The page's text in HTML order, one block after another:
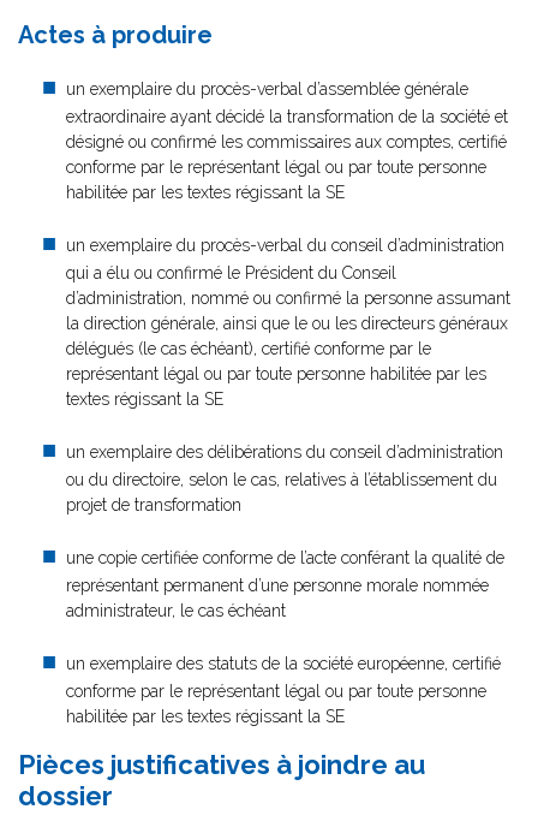
Actes à produire
un exemplaire du procès-verbal d’assemblée générale
extraordinaire ayant décidé la transformation de la société et
désigné ou confirmé les commissaires aux comptes, certifié
conforme par le représentant légal ou par toute personne
habilitée par les textes régissant la SE
un exemplaire du procès-verbal du conseil d’administration
qui a élu ou confirmé le Président du Conseil
d’administration, nommé ou confirmé la personne assumant
la direction générale, ainsi que le ou les directeurs généraux
délégués (le cas échéant), certifié conforme par le
représentant légal ou par toute personne habilitée par les
textes régissant la SE
un exemplaire des délibérations du conseil d’administration
ou du directoire, selon le cas, relatives à l’établissement du
projet de transformation
une copie certifiée conforme de l’acte conférant la qualité de
représentant permanent d’une personne morale nommée
administrateur, le cas échéant
un exemplaire des statuts de la société européenne, certifié
conforme par le représentant légal ou par toute personne
habilitée par les textes régissant la SE
Pièces justificatives à joindre au
dossier